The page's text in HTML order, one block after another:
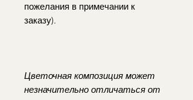
пожелания в примечании к
заказу).
Цветочная композиция может
незначительно отличаться от